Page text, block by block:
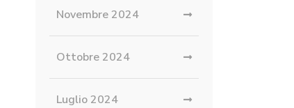
Novembre 2024
Ottobre 2024
Luglio 2024